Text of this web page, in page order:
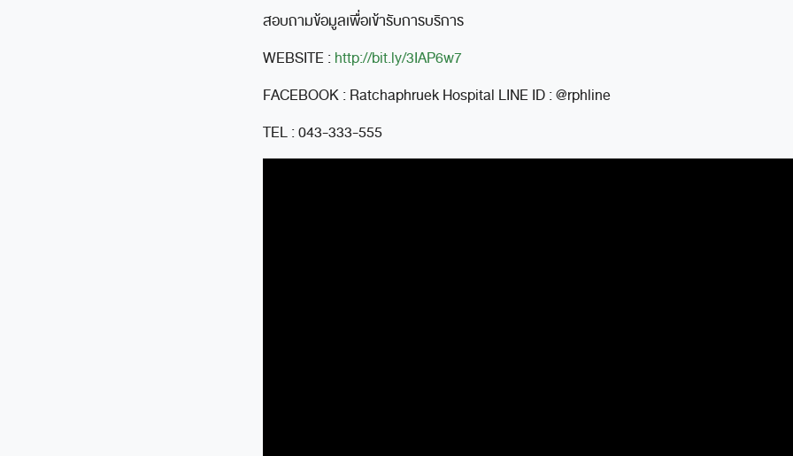
สอบถามข้อมูลเพื่อเข้ารับการบริการ
WEBSITE :http://bit.ly/3IAP6w7
FACEBOOK : Ratchaphruek Hospital LINE ID : @rphline
TEL : 043-333-555